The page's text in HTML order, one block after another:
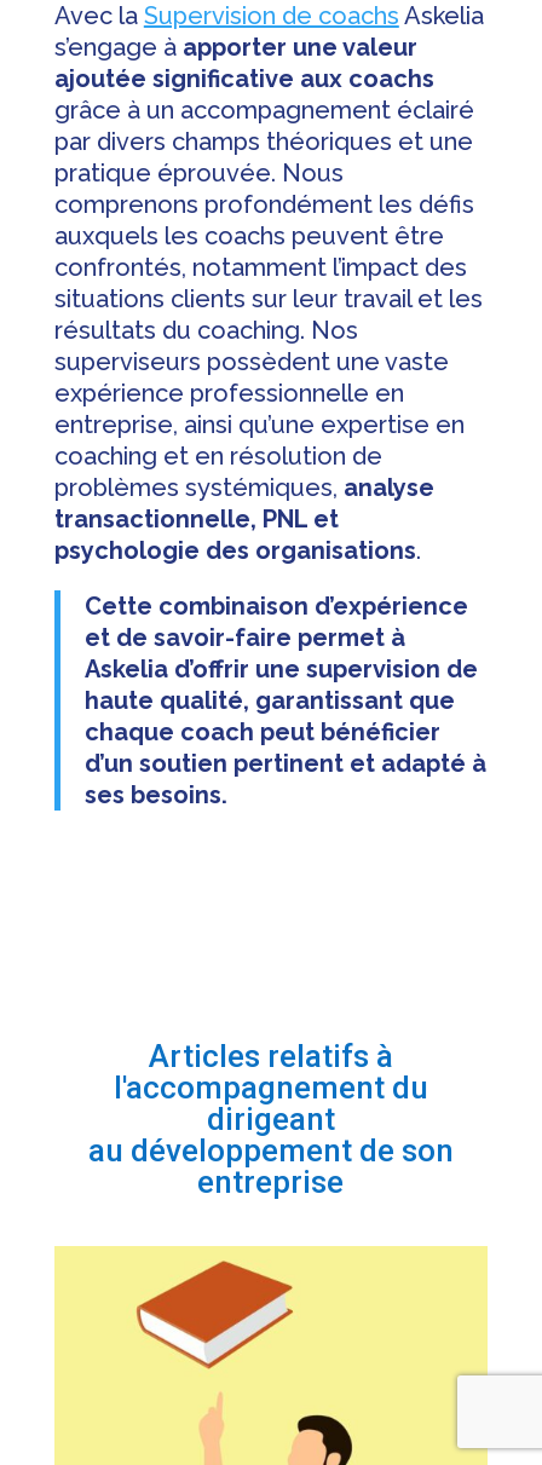
Avec la Supervision de coachs Askelia
s’engage à apporter une valeur
ajoutée significative aux coachs
grâce à un accompagnement éclairé
par divers champs théoriques et une
pratique éprouvée. Nous
comprenons profondément les défis
auxquels les coachs peuvent être
confrontés, notamment l’impact des
situations clients sur leur travail et les
résultats du coaching. Nos
superviseurs possèdent une vaste
expérience professionnelle en
entreprise, ainsi qu’une expertise en
coaching et en résolution de
problèmes systémiques, analyse
transactionnelle, PNL et
psychologie des organisations.
Cette combinaison d’expérience
et de savoir-faire permet à
Askelia d’offrir une supervision de
haute qualité, garantissant que
chaque coach peut bénéficier
d’un soutien pertinent et adapté à
ses besoins.
Articles relatifs à
l'accompagnement du
dirigeant
au développement de son
entreprise